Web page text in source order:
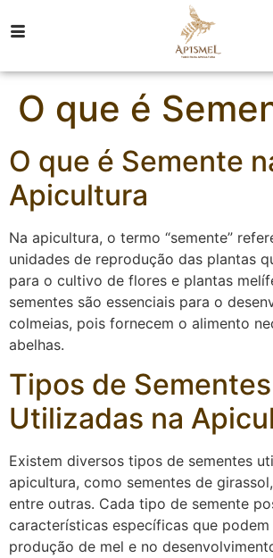
O que é
O que é Semente
Apicultura
Na apicultura, o termo “semente”
unidades de reprodução das plantas
para o cultivo de flores e plantas
sementes são essenciais para o
colmeias, pois fornecem o alimento
abelhas.
Tipos de Sementes
Utilizadas na
Existem diversos tipos de sementes
apicultura, como sementes de
entre outras. Cada tipo de semente
características específicas que podem
produção de mel e no